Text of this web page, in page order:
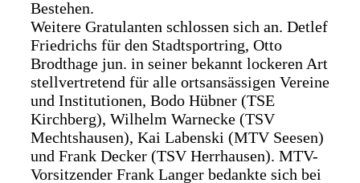
Bestehen.
Weitere Gratulanten schlossen sich an. Detlef
Friedrichs für den Stadtsportring, Otto
Brodthage jun. in seiner bekannt lockeren Art
stellvertretend für alle ortsansässigen Vereine
und Institutionen, Bodo Hübner (TSE
Kirchberg), Wilhelm Warnecke (TSV
Mechtshausen), Kai Labenski (MTV Seesen)
und Frank Decker (TSV Herrhausen). MTV-
Vorsitzender Frank Langer bedankte sich bei